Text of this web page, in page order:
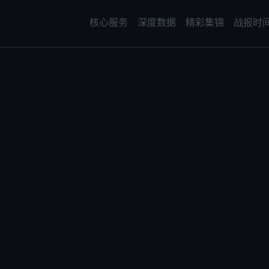
核心服务 深度数据 精彩集锦 战报时